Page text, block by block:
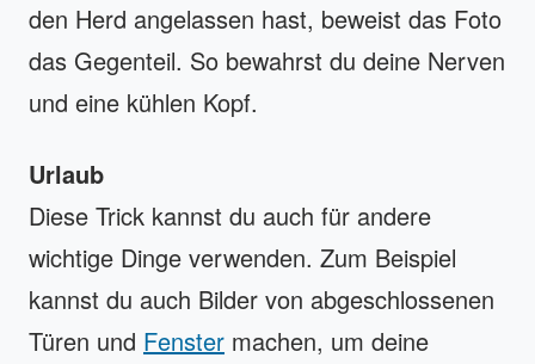
den Herd angelassen hast, beweist das Foto
das Gegenteil. So bewahrst du deine Nerven
und eine kühlen Kopf.
Urlaub
Diese Trick kannst du auch für andere
wichtige Dinge verwenden. Zum Beispiel
kannst du auch Bilder von abgeschlossenen
Türen und Fenster machen, um deine